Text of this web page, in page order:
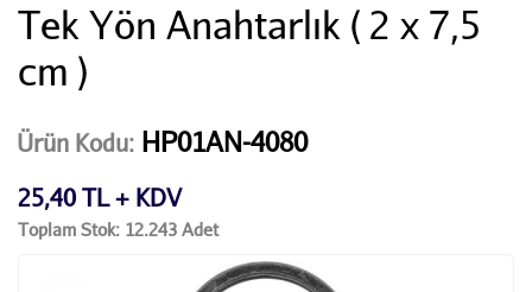
Tek Yön Anahtarlık ( 2 x 7,5
cm )
Ürün Kodu: HP01AN-4080
25,40 TL + KDV
Toplam Stok: 12.243 Adet